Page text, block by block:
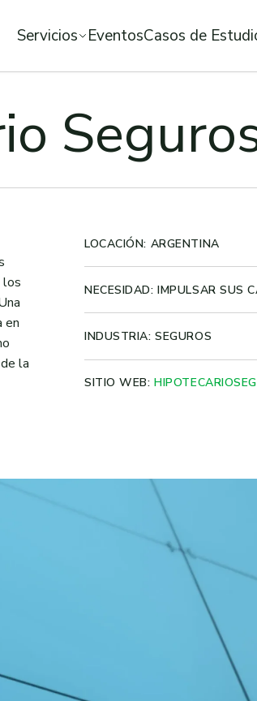
Servicios EventosCasos de
los
en
la
LOCACIÓN: ARGENTINA
NECESIDAD: IMPULSAR SUS
INDUSTRIA: SEGUROS
SITIO WEB: